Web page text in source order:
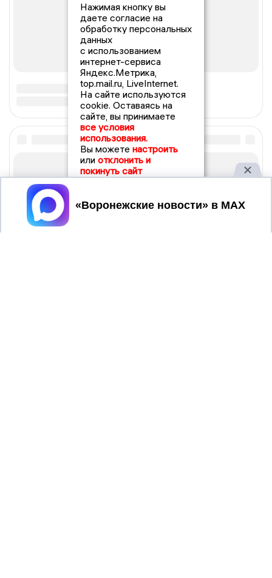
Нажимая кнопку вы
даете согласие на
обработку персональных
данных
с использованием
интернет-сервиса
Яндекс.Метрика,
top.mail.ru, LiveInternet.
На сайте используются
cookie. Оставаясь на
сайте, вы принимаете
все условия
использования.
Вы можете настроить
или отклонить и
покинуть сайт
Принять